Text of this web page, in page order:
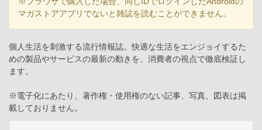
マガストアアプリでないと雑誌を読むことができません。
個人生活を刺激する流行情報誌。快適な生活をエンジョイするた
めの製品やサービスの最新の動きを、消費者の視点で徹底検証し
ます。
※電子化にあたり、著作権・使用権のない記事、写真、図表は掲
載しておりません。